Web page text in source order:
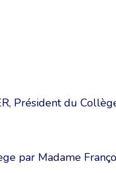
Président du
par Madame